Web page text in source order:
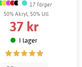
17 färger
50% Akryl, 50% Ull
37 kr
I lager